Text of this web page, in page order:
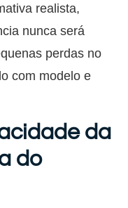
realista,
nunca será
perdas no
com modelo e
da
do